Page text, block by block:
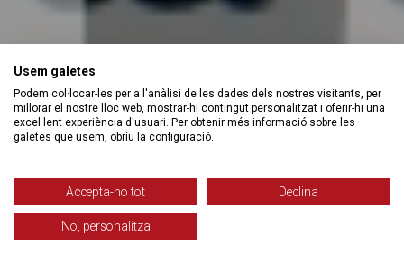
Usem galetes
Podem col·locar-les per a l'anàlisi de les dades dels nostres visitants, per
millorar el nostre lloc web, mostrar-hi contingut personalitzat i oferir-hi una
excel·lent experiència d'usuari. Per obtenir més informació sobre les
galetes que usem, obriu la configuració.
Accepta-ho tot Declina
No, personalitza